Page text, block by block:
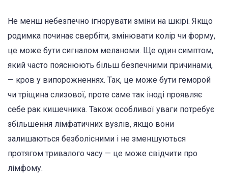
Не менш небезпечно ігнорувати зміни на шкірі. Якщо
родимка починає свербіти, змінювати колір чи форму,
це може бути сигналом меланоми. Ще один симптом,
який часто пояснюють більш безпечними причинами,
— кров у випорожненнях. Так, це може бути геморой
чи тріщина слизової, проте саме так іноді проявляє
себе рак кишечника. Також особливої уваги потребує
збільшення лімфатичних вузлів, якщо вони
залишаються безболісними і не зменшуються
протягом тривалого часу — це може свідчити про
лімфому.